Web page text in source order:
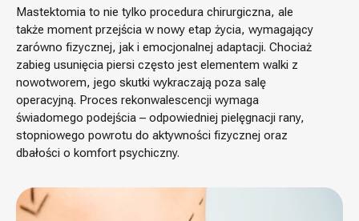
Mastektomia to nie tylko procedura chirurgiczna, ale
także moment przejścia w nowy etap życia, wymagający
zarówno fizycznej, jak i emocjonalnej adaptacji. Chociaż
zabieg usunięcia piersi często jest elementem walki z
nowotworem, jego skutki wykraczają poza salę
operacyjną. Proces rekonwalescencji wymaga
świadomego podejścia – odpowiedniej pielęgnacji rany,
stopniowego powrotu do aktywności fizycznej oraz
dbałości o komfort psychiczny.